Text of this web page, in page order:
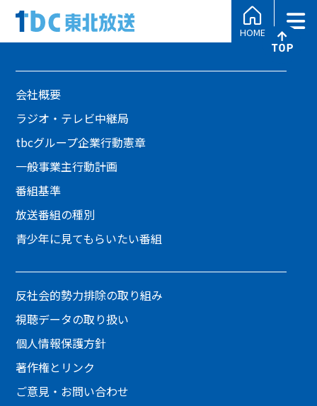
HOME
会社概要
ラジオ・テレビ中継局
tbcグループ企業行動憲章
一般事業主行動計画
番組基準
放送番組の種別
青少年に見てもらいたい番組
反社会的勢力排除の取り組み
視聴データの取り扱い
個人情報保護方針
著作権とリンク
ご意見・お問い合わせ